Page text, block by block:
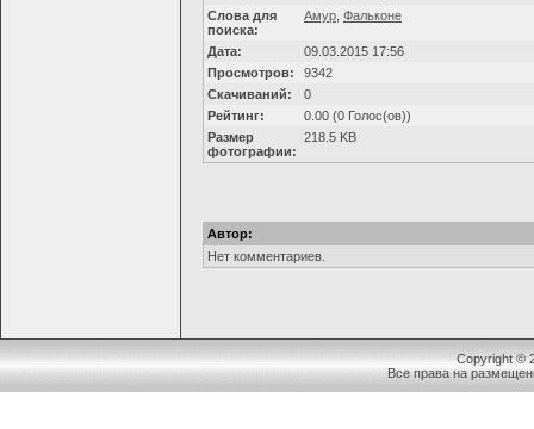
Слова для
поиска:
Амур Фальконе
Дата:
09.03.2015 17:56
Просмотров:
9342
Скачиваний:
0
Рейтинг:
0.00 (0 Голос(ов))
Размер
фотографии:
218.5 KB
Автор:
Нет комментариев.
Copyright ©
Все права на